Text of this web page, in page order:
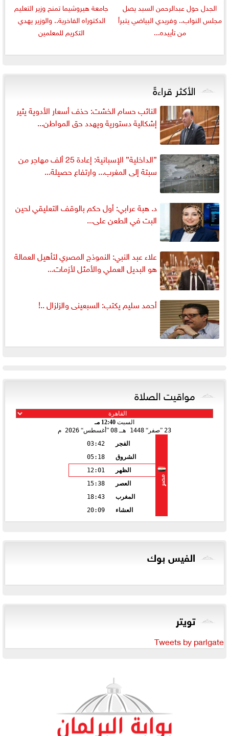
الجدل حول عبدالرحمن السبد يصل
مجلس النواب.. وفريدي البياضي يتبرأ
من تأييده...
جامعة هيروشيما تمنح وزير التعليم
الدكتوراه الفاخرية.. والوزير يهدي
التكريم للمعلمين
الأكثر قراءةً
النائب حسام الخشت: حذف أسعار الأدوية يثير
إشكالية دستورية ويهدد حق المواطن...
”الداخلية” الإسبانية: إعادة 25 ألف مهاجر من
سبتة إلى المغرب... وارتفاع حصيلة...
د. هبة عرابي: أول حكم بالوقف التعليقي لحين
البت في الطعن على...
علاء عبد النبي: النموذج المصري لتأهيل العمالة
هو البديل العملي والأمثل لأزمات...
أحمد سليم يكتب: السبعينى والزلزال ..!
مواقيت الصلاة
السبت 12:40 مـ
23 صفر 1448 هـ 08 أغسطس 2026 م
مصر
الفجر
03:42
الشروق
05:18
الظهر
12:01
العصر
15:38
المغرب
18:43
العشاء
20:09
الفيس بوك
تويتر
Tweets by parlgate